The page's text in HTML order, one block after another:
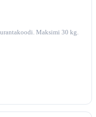
Maksimi 30 kg.